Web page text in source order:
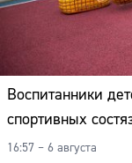
Воспитанники
спортивных
16:57 – 6 августа